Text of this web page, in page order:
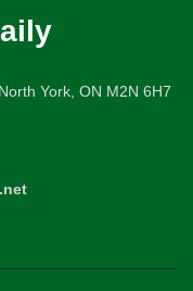
York, ON M2N 6H7